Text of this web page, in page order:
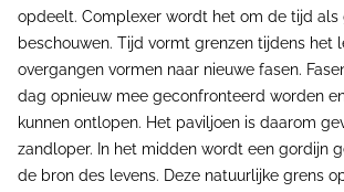
opdeelt. Complexer wordt het om de tijd als
beschouwen. Tijd vormt grenzen tijdens het
overgangen vormen naar nieuwe fasen.
dag opnieuw mee geconfronteerd worden
kunnen ontlopen. Het paviljoen is daarom
zandloper. In het midden wordt een gordijn
de bron des levens. Deze natuurlijke grens